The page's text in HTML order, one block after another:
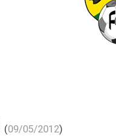
(09/05/2012)